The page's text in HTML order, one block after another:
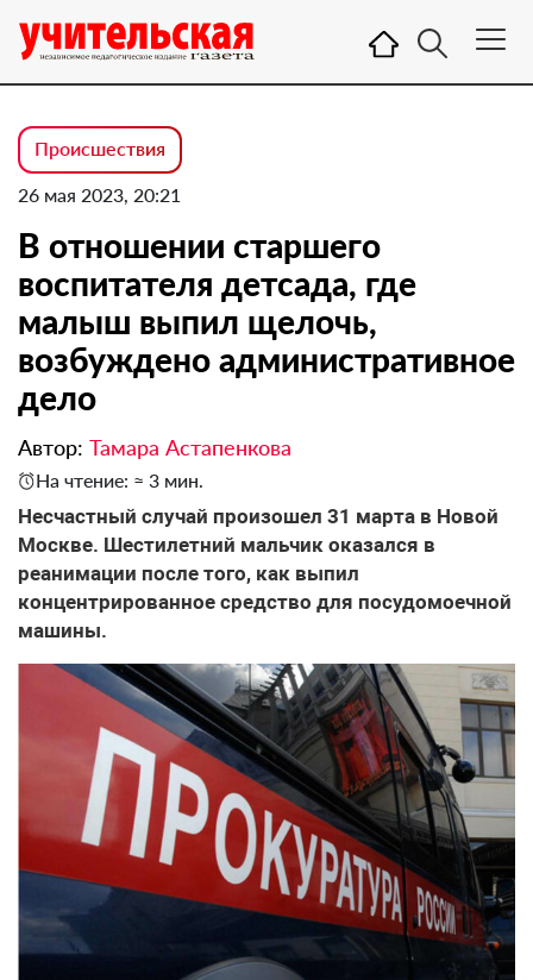
Происшествия
26 мая 2023, 20:21
В отношении старшего
воспитателя детсада, где
малыш выпил щелочь,
возбуждено административное
дело
Автор: Тамара Астапенкова
На чтение: ≈ 3 мин.
Несчастный случай произошел 31 марта в Новой
Москве. Шестилетний мальчик оказался в
реанимации после того, как выпил
концентрированное средство для посудомоечной
машины.